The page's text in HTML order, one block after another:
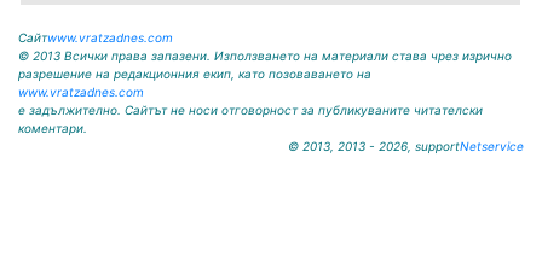
Сайтwww.vratzadnes.com
© 2013 Всички права запазени. Използването на материали става чрез изрично
разрешение на редакционния екип, като позоваването на
www.vratzadnes.com
е задължително. Сайтът не носи отговорност за публикуваните читателски
коментари.
© 2013, 2013 - 2026, supportNetservice